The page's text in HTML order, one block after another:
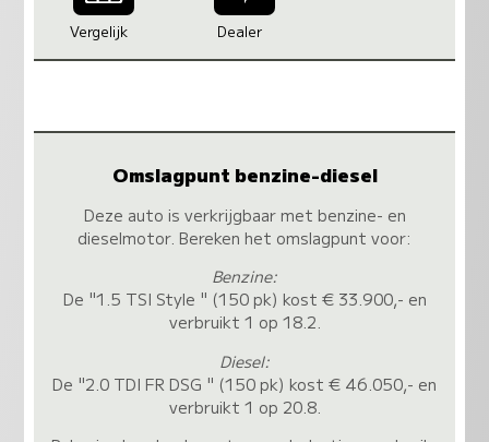
Vergelijk Dealer
Omslagpunt benzine-diesel
Deze auto is verkrijgbaar met benzine- en
dieselmotor. Bereken het omslagpunt voor:
Benzine:
De "1.5 TSI Style " (150 pk) kost € 33.900,- en
verbruikt 1 op 18.2.
Diesel:
De "2.0 TDI FR DSG " (150 pk) kost € 46.050,- en
verbruikt 1 op 20.8.